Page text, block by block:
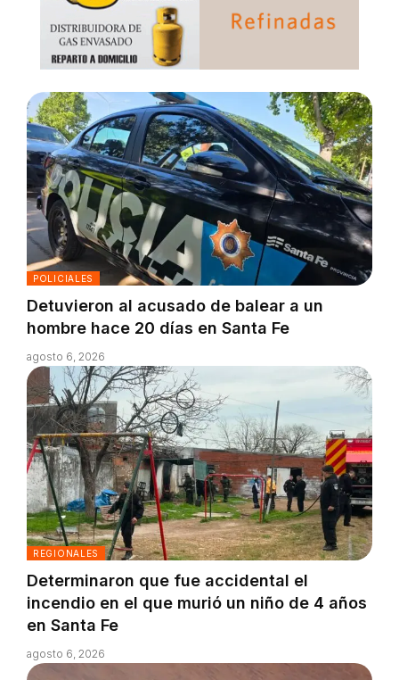
POLICIALES
Detuvieron al acusado de balear a un
hombre hace 20 días en Santa Fe
agosto 6, 2026
REGIONALES
Determinaron que fue accidental el
incendio en el que murió un niño de 4 años
en Santa Fe
agosto 6, 2026